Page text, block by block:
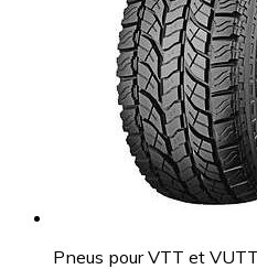
Pneus pour VTT et VUTT